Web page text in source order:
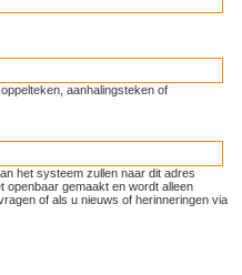
aanhalingsteken of
het systeem zullen naar dit adres
openbaar gemaakt en wordt alleen
of als u nieuws of herinneringen via